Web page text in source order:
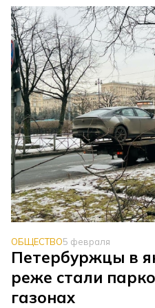
ОБЩЕСТВО5 февраля
Петербуржцы в
реже стали
газонах